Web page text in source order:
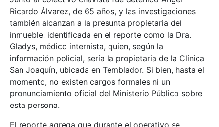
Ricardo Álvarez, de 65 años, y las investigaciones
también alcanzan a la presunta propietaria del
inmueble, identificada en el reporte como la Dra.
Gladys, médico internista, quien, según la
información policial, sería la propietaria de la Clínica
San Joaquín, ubicada en Temblador. Si bien, hasta el
momento, no existen cargos formales ni un
pronunciamiento oficial del Ministerio Público sobre
esta persona.
El reporte agrega que durante el operativo se